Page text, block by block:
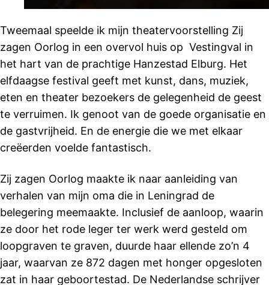
Tweemaal speelde ik mijn theatervoorstelling Zij
zagen Oorlog in een overvol huis op Vestingval in
het hart van de prachtige Hanzestad Elburg. Het
elfdaagse festival geeft met kunst, dans, muziek,
eten en theater bezoekers de gelegenheid de geest
te verruimen. Ik genoot van de goede organisatie en
de gastvrijheid. En de energie die we met elkaar
creëerden voelde fantastisch.
Zij zagen Oorlog maakte ik naar aanleiding van
verhalen van mijn oma die in Leningrad de
belegering meemaakte. Inclusief de aanloop, waarin
ze door het rode leger ter werk werd gesteld om
loopgraven te graven, duurde haar ellende zo’n 4
jaar, waarvan ze 872 dagen met honger opgesloten
zat in haar geboortestad. De Nederlandse schrijver